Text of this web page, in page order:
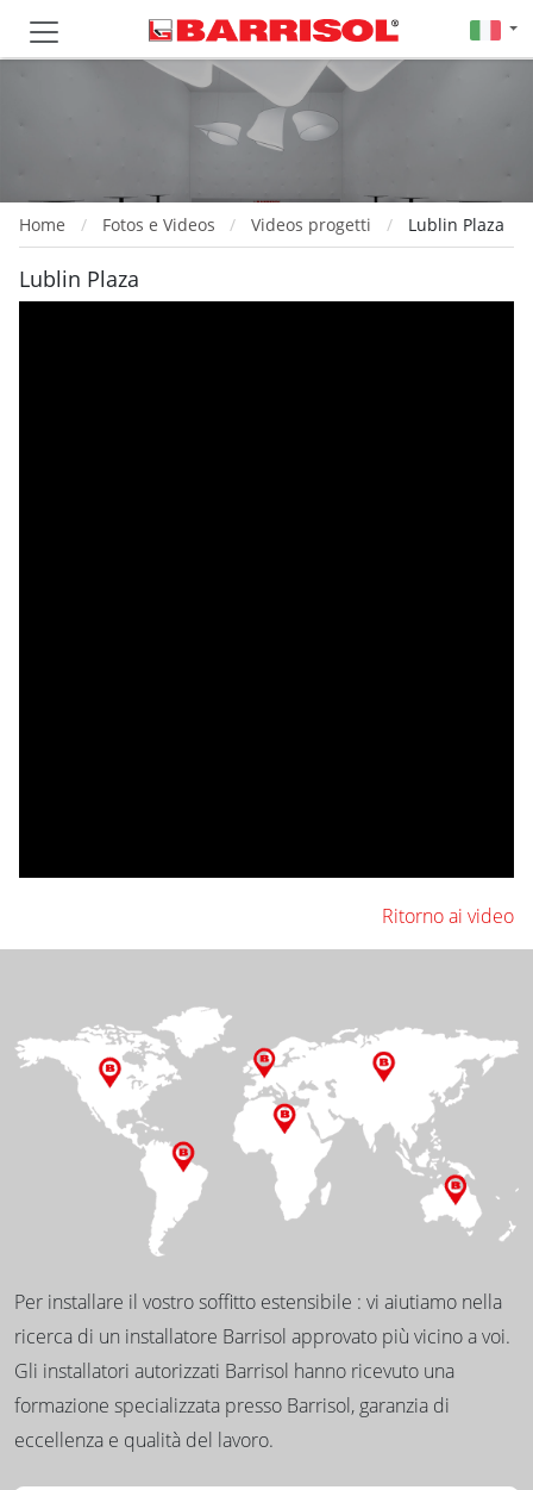
Home Fotos e Videos Videos progetti Lublin Plaza
Lublin Plaza
Ritorno ai video
Per installare il vostro soffitto estensibile : vi aiutiamo nella
ricerca di un installatore Barrisol approvato più vicino a voi.
Gli installatori autorizzati Barrisol hanno ricevuto una
formazione specializzata presso Barrisol, garanzia di
eccellenza e qualità del lavoro.